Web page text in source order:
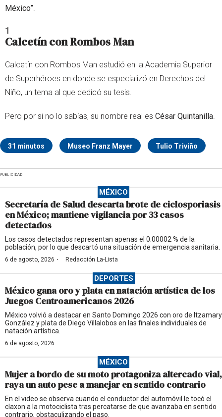
México”.
1
Calcetín con Rombos Man
Calcetín con Rombos Man estudió en la Academia Superior
de Superhéroes en donde se especializó en Derechos del
Niño, un tema al que dedicó su tesis.
Pero por si no lo sabías, su nombre real es César Quintanilla.
31 minutos Museo Franz Mayer Tulio Triviño
PUBLICIDAD
MÉXICO
Secretaría de Salud descarta brote de ciclosporiasis
en México; mantiene vigilancia por 33 casos
detectados
Los casos detectados representan apenas el 0.00002 % de la
población, por lo que descartó una situación de emergencia sanitaria.
6 de agosto, 2026 · Redacción La-Lista
DEPORTES
México gana oro y plata en natación artística de los
Juegos Centroamericanos 2026
México volvió a destacar en Santo Domingo 2026 con oro de Itzamary
González y plata de Diego Villalobos en las finales individuales de
natación artística.
6 de agosto, 2026
MÉXICO
Mujer a bordo de su moto protagoniza altercado vial,
raya un auto pese a manejar en sentido contrario
En el video se observa cuando el conductor del automóvil le tocó el
claxon a la motociclista tras percatarse de que avanzaba en sentido
contrario, obstaculizando el paso.